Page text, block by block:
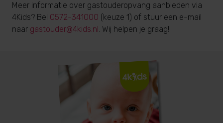
Meer informatie over gastouderopvang aanbieden via
4Kids? Bel 0572-341000 (keuze 1) of stuur een e-mail
naar gastouder@4kids.nl. Wij helpen je graag!